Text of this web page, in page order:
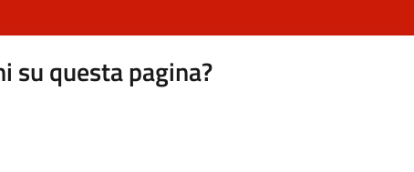
su questa pagina?